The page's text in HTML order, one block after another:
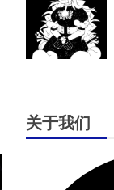
关于我们